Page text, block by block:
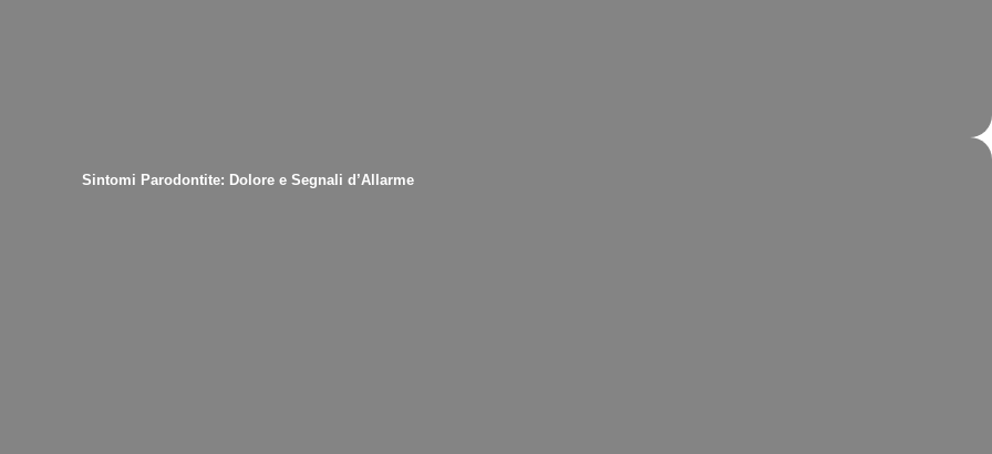
Sintomi Parodontite: Dolore e Segnali d’Allarme